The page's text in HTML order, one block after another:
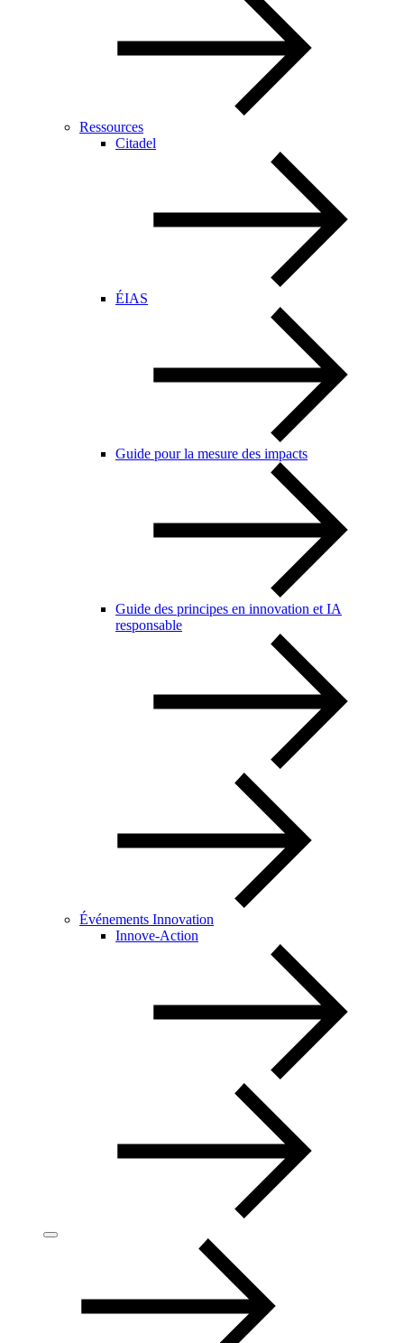
Ressources
Citadel
ÉIAS
Guide pour la mesure des impacts
Guide des principes en innovation et IA
responsable
Événements Innovation
Innove-Action